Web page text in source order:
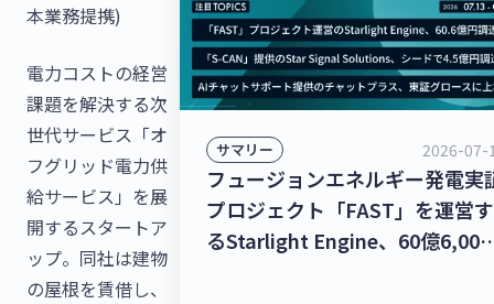
本業務提携)
電力コストの経営
課題を解決する次
世代サービス「オ
フグリッド電力供
給サービス」を展
開するスタートア
ップ。同社は建物
の屋根を賃借し、
サマリー 2026-07-
フュージョンエネルギー発電実
プロジェクト「FAST」を運営す
るStarlight Engine、60億6,000